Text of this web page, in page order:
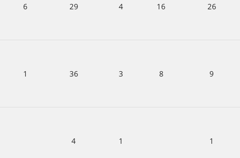
6 29 4 16 26
1 36 3 8 9
4 1 1